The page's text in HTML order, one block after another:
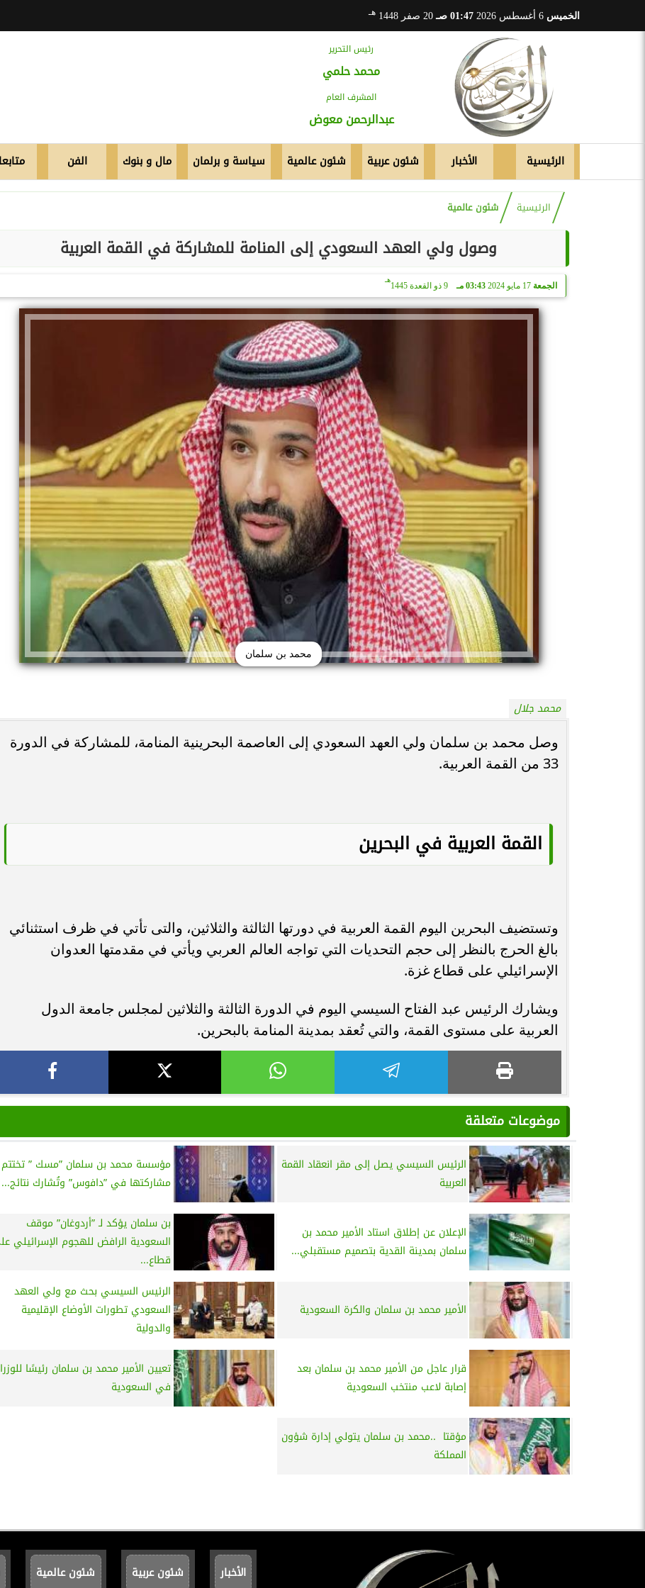
الخميس 01:47 صـ 20 صفر 1448 هـ
رئيس التحرير
محمد حلمي
المشرف العام
عبدالرحمن معوض
الرئيسية الأخبار شئون عربية شئون عالمية سياسة و برلمان مال و بنوك الفن
الرئيسية شئون عالمية
وصول ولي العهد السعودي إلى المنامة للمشاركة في القمة العربية
الجمعة 17 مايو 2024 03:43 مـ 9 ذو القعدة 1445
هـ
محمد بن سلمان
محمد جلال
وصل محمد بن سلمان ولي العهد السعودي إلى العاصمة البحرينية المنامة، للمشاركة في الدورة
33 من القمة العربية.
القمة العربية في البحرين
وتستضيف البحرين اليوم القمة العربية في دورتها الثالثة والثلاثين، والتى تأتي في ظرف استثنائي
بالغ الحرج بالنظر إلى حجم التحديات التي تواجه العالم العربي ويأتي في مقدمتها العدوان
الإسرائيلي على قطاع غزة.
ويشارك الرئيس عبد الفتاح السيسي اليوم في الدورة الثالثة والثلاثين لمجلس جامعة الدول
العربية على مستوى القمة، والتي تُعقد بمدينة المنامة بالبحرين.
موضوعات متعلقة
الرئيس السيسي يصل إلى مقر انعقاد القمة
العربية
مؤسسة محمد بن سلمان ”مسك ” تختتم
مشاركتها في ”دافوس” وتُشارك نتائج...
الإعلان عن إطلاق استاد الأمير محمد بن
سلمان بمدينة القدية بتصميم مستقبلي...
بن سلمان يؤكد لـ ”أردوغان” موقف
السعودية الرافض للهجوم الإسرائيلي
قطاع...
الأمير محمد بن سلمان والكرة السعودية
الرئيس السيسي بحث مع ولي العهد
السعودي تطورات الأوضاع الإقليمية
والدولية
قرار عاجل من الأمير محمد بن سلمان بعد
إصابة لاعب منتخب السعودية
تعيين الأمير محمد بن سلمان رئيسًا
في السعودية
مؤقتا ..محمد بن سلمان يتولي إدارة شؤون
المملكة
الأخبار شئون عربية شئون عالمية